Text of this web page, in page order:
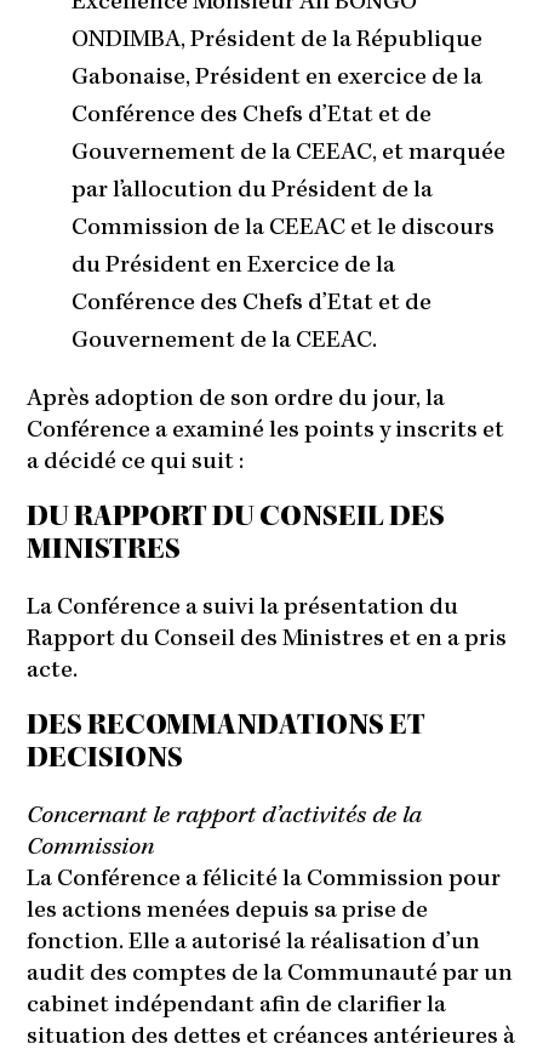
ONDIMBA, Président de la République
Gabonaise, Président en exercice de la
Conférence des Chefs d’Etat et de
Gouvernement de la CEEAC, et marquée
par l’allocution du Président de la
Commission de la CEEAC et le discours
du Président en Exercice de la
Conférence des Chefs d’Etat et de
Gouvernement de la CEEAC.
Après adoption de son ordre du jour, la
Conférence a examiné les points y inscrits et
a décidé ce qui suit :
DU RAPPORT DU CONSEIL DES
MINISTRES
La Conférence a suivi la présentation du
Rapport du Conseil des Ministres et en a pris
acte.
DES RECOMMANDATIONS ET
DECISIONS
Concernant le rapport d’activités de la
Commission
La Conférence a félicité la Commission pour
les actions menées depuis sa prise de
fonction. Elle a autorisé la réalisation d’un
audit des comptes de la Communauté par un
cabinet indépendant afin de clarifier la
situation des dettes et créances antérieures à